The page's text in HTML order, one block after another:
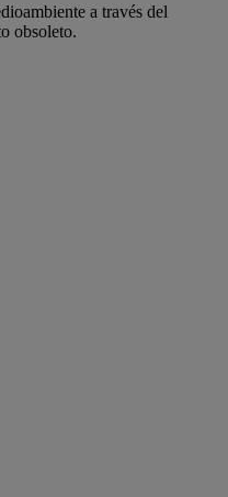
a través del
obsoleto.